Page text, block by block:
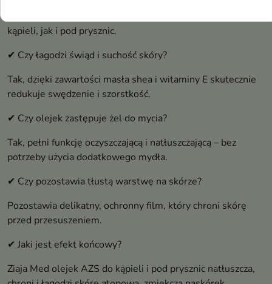
kąpieli, jak i pod prysznic.
✔ Czy łagodzi świąd i suchość skóry?
Tak, dzięki zawartości masła shea i witaminy E skutecznie
redukuje swędzenie i szorstkość.
✔ Czy olejek zastępuje żel do mycia?
Tak, pełni funkcję oczyszczającą i natłuszczającą – bez
potrzeby użycia dodatkowego mydła.
✔ Czy pozostawia tłustą warstwę na skórze?
Pozostawia delikatny, ochronny film, który chroni skórę
przed przesuszeniem.
✔ Jaki jest efekt końcowy?
Ziaja Med olejek AZS do kąpieli i pod prysznic natłuszcza,